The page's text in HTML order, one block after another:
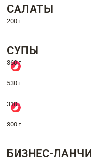
САЛАТЫ
200 г
СУПЫ
360 г
530 г
310 г
300 г
БИЗНЕС-ЛАНЧИ